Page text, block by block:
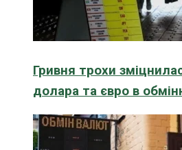
Гривня трохи
долара та євро в